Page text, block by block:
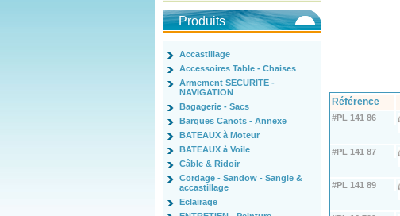
Produits
Accastillage
Accessoires Table - Chaises
Armement SECURITE -
NAVIGATION
Bagagerie - Sacs
Barques Canots - Annexe
BATEAUX à Moteur
BATEAUX à Voile
Câble & Ridoir
Cordage - Sandow - Sangle &
accastillage
Eclairage
Référence
#PL 141 86
#PL 141 87
#PL 141 89